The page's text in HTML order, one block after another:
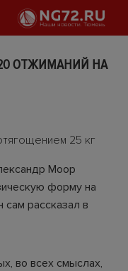
ОТЖИМАНИЙ НА
25 кг
Моор
форму на
рассказал в
во всех смыслах,